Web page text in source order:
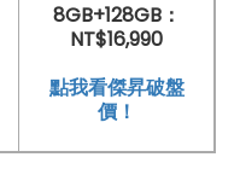
8GB+128GB：
NT$16,990
點我看傑昇破盤
價！